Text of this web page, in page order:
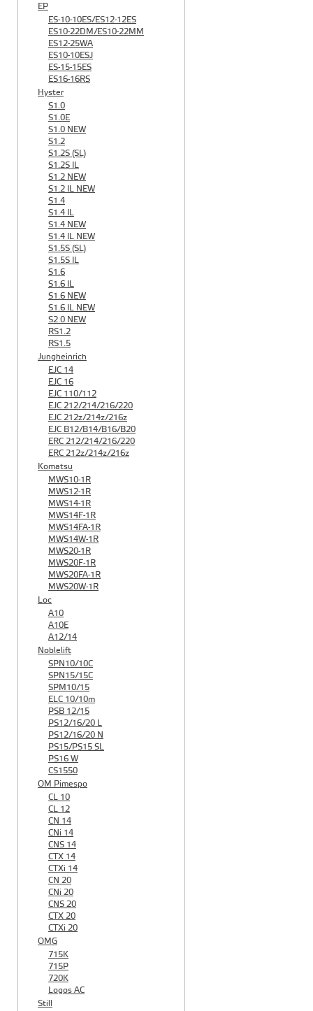
EP
ES-10-10ES/ES12-12ES
ES10-22DM/ES10-22MM
ES12-25WA
ES10-10ESJ
ES-15-15ES
ES16-16RS
Hyster
S1.0
S1.0E
S1.0 NEW
S1.2
S1.2S (SL)
S1.2S IL
S1.2 NEW
S1.2 IL NEW
S1.4
S1.4 IL
S1.4 NEW
S1.4 IL NEW
S1.5S (SL)
S1.5S IL
S1.6
S1.6 IL
S1.6 NEW
S1.6 IL NEW
S2.0 NEW
RS1.2
RS1.5
Jungheinrich
EJC 14
EJC 16
EJC 110/112
EJC 212/214/216/220
EJC 212z/214z/216z
EJC B12/B14/B16/B20
ERC 212/214/216/220
ERC 212z/214z/216z
Komatsu
MWS10-1R
MWS12-1R
MWS14-1R
MWS14F-1R
MWS14FA-1R
MWS14W-1R
MWS20-1R
MWS20F-1R
MWS20FA-1R
MWS20W-1R
Loc
A10
A10E
A12/14
Noblelift
SPN10/10C
SPN15/15C
SPM10/15
ELC 10/10m
PSB 12/15
PS12/16/20 L
PS12/16/20 N
PS15/PS15 SL
PS16 W
CS1550
OM Pimespo
CL 10
CL 12
CN 14
CNi 14
CNS 14
CTX 14
CTXi 14
CN 20
CNi 20
CNS 20
CTX 20
CTXi 20
OMG
715K
715P
720K
Logos AC
Still